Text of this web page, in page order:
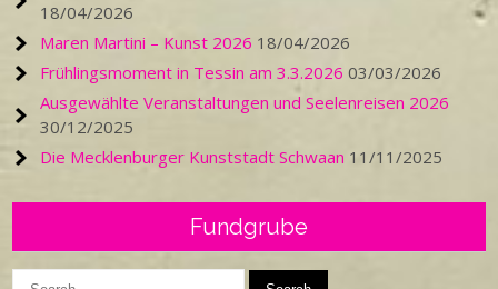
18/04/2026
Maren Martini – Kunst 2026 18/04/2026
Frühlingsmoment in Tessin am 3.3.2026 03/03/2026
Ausgewählte Veranstaltungen und Seelenreisen 2026
30/12/2025
Die Mecklenburger Kunststadt Schwaan 11/11/2025
Fundgrube